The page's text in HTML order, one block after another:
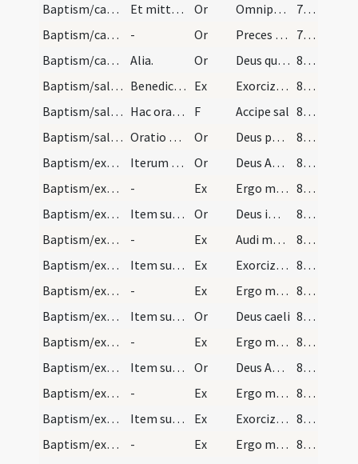
Baptism/catechumenal initiation/1
Et mittat manum super caput eius et dicat hanc or… Or Omnipotens ... respicere dignare
79 (38r)
Baptism/catechumenal initiation/2
- Or Preces nostras
79 (38r)
Baptism/catechumenal initiation/3
Alia. Or Deus qui humani generis
80 (38v)
Baptism/salt/1
Benedictio salis dandum catechuminum. Ex Exorcizo te creatura salis
80 (38v)
Baptism/salt/2
Hac orationem expleta accipiat sacerdos de eodem… F Accipe sal
80 (38v)
Baptism/salt/4
Oratio post datum salis. Or Deus patrum nostrorum
80 (38v)
Baptism/exorcism/5
Iterum faciat crucem in fronte eius et dicat orat… Or Deus Abraham ... qui Moysi
81 (39r)
Baptism/exorcism/2
- Ex Ergo maledicte
81 (39r)
Baptism/exorcism/6
Item super masculos. Or Deus immortale
81 (39r)
Baptism/exorcism/3
- Ex Audi maledicte
81 (39r)
Baptism/exorcism/4
Item super masculos. Ex Exorcizo te immunde ... qui pedibus
82 (39v)
Baptism/exorcism/5
- Ex Ergo maledicte
82 (39v)
Baptism/exorcism/7
Item super feminas. Or Deus caeli
82 (39v)
Baptism/exorcism/6
- Ex Ergo maledicte
82 (39v)
Baptism/exorcism/8
Item super feminas. Or Deus Abraham ... qui tribus
82 (39v)
Baptism/exorcism/7
- Ex Ergo maledicte
82 (39v)
Baptism/exorcism/8
Item super feminas. Ex Exorcizo te immunde ... qui caeco
82 (39v)
Baptism/exorcism/9
- Ex Ergo maledicte
82 (39v)